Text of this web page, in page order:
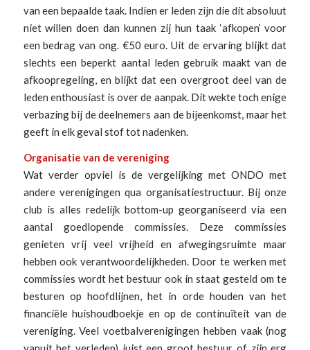
van een bepaalde taak. Indien er leden zijn die dit absoluut
niet willen doen dan kunnen zij hun taak ‘afkopen’ voor
een bedrag van ong. €50 euro. Uit de ervaring blijkt dat
slechts een beperkt aantal leden gebruik maakt van de
afkoopregeling, en blijkt dat een overgroot deel van de
leden enthousiast is over de aanpak. Dit wekte toch enige
verbazing bij de deelnemers aan de bijeenkomst, maar het
geeft in elk geval stof tot nadenken.
Organisatie van de vereniging
Wat verder opviel is de vergelijking met ONDO met
andere verenigingen qua organisatiestructuur. Bij onze
club is alles redelijk bottom-up georganiseerd via een
aantal goedlopende commissies. Deze commissies
genieten vrij veel vrijheid en afwegingsruimte maar
hebben ook verantwoordelijkheden. Door te werken met
commissies wordt het bestuur ook in staat gesteld om te
besturen op hoofdlijnen, het in orde houden van het
financiële huishoudboekje en op de continuïteit van de
vereniging. Veel voetbalverenigingen hebben vaak (nog